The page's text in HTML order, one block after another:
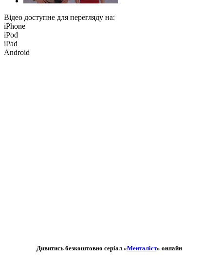
Відео доступне для перегляду на:
iPhone
iPod
iPad
Android
Дивитись безкоштовно серіал «Менталіст» онлайн